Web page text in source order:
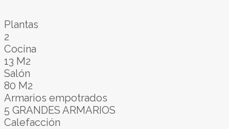
Plantas
2
Cocina
13 M2
Salón
80 M2
Armarios empotrados
5 GRANDES ARMARIOS
Calefacción